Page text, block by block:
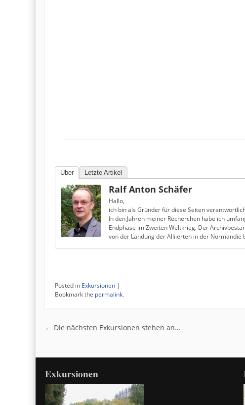
Über Letzte Artikel
Ralf Anton Schäfer
Hallo,
ich bin als Gründer für diese Seiten
In den Jahren meiner Recherchen habe ich
Endphase im Zweiten Weltkrieg. Der
von der Landung der Alliierten in der Normandie
Posted in Exkursionen |
Bookmark the permalink.
Post navigation
← Die nächsten Exkursionen stehen an…
Exkursionen